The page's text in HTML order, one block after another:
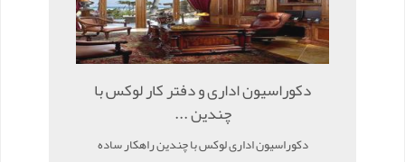
دکوراسیون اداری و دفتر کار لوکس با
چندین ...
دکوراسیون اداری لوکس با چندین راهکار ساده